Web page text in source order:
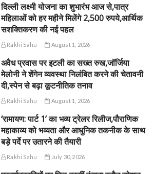
दिल्ली लक्ष्मी योजना का शुभारंभ आज से,पात्र
महिलाओं को हर महीने मिलेंगे 2,500 रुपये,आर्थिक
सशक्तिकरण की नई पहल
Rakhi Sahu August 1, 2026
अवैध प्रवास पर इटली का सख्त रुख,जॉर्जिया
मेलोनी ने शेंगेन व्यवस्था निलंबित करने की चेतावनी
दी,स्पेन से बढ़ा कूटनीतिक तनाव
Rakhi Sahu August 1, 2026
‘रामायण: पार्ट 1’ का भव्य ट्रेलर रिलीज,पौराणिक
महाकाव्य को भव्यता और आधुनिक तकनीक के साथ
बड़े पर्दे पर उतारने की तैयारी
Rakhi Sahu July 30, 2026